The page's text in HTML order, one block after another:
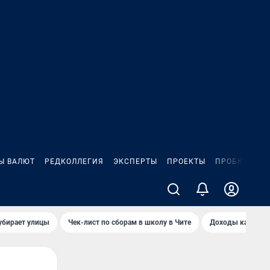
ВАЛЮТ РЕДКОЛЛЕГИЯ ЭКСПЕРТЫ ПРОЕКТЫ ПРОБКИ
улицы Чек-лист по сборам в школу в Чите Доходы